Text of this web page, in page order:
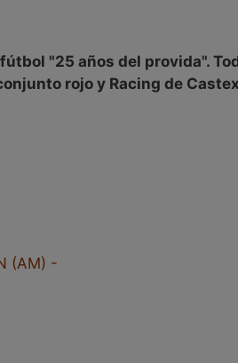
"25 años del provida".
rojo y Racing de
(AM) -